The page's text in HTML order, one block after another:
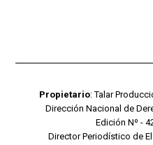
Propietario: Talar
Dirección Nacional de
Edición Nº -
Director Periodístico de